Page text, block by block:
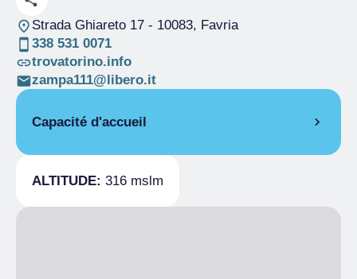
Strada Ghiareto 17- 10083, Favria
338 531 0071
trovatorino.info
zampa111@libero.it
Capacité d'accueil
Lits
Couvert
ALTITUDE: 316 mslm